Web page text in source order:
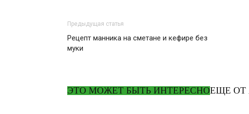
Предыдущая статья
Рецепт манника на сметане и кефире без
муки
ЭТО МОЖЕТ БЫТЬ ИНТЕРЕСНОЕЩЕ ОТ